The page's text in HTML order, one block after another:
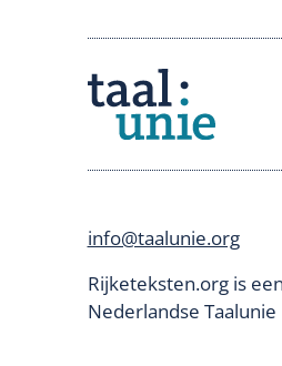
info@taalunie.org
Rijketeksten.org is
Nederlandse Taalunie